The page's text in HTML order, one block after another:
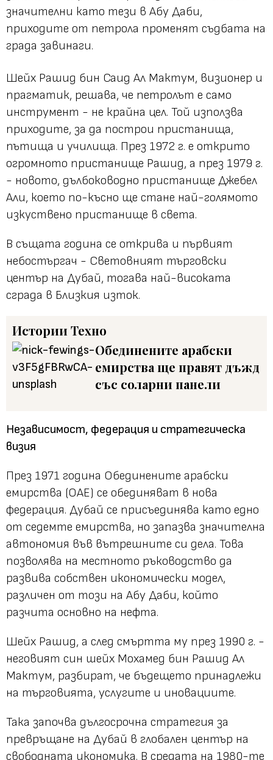
значителни като тези в Абу Даби,
приходите от петрола променят съдбата на
града завинаги.
Шейх Рашид бин Саид Ал Мактум, визионер и
прагматик, решава, че петролът е само
инструмент - не крайна цел. Той използва
приходите, за да построи пристанища,
пътища и училища. През 1972 г. е открито
огромното пристанище Рашид, а през 1979 г.
- новото, дълбоководно пристанище Джебел
Али, което по-късно ще стане най-голямото
изкуствено пристанище в света.
В същата година се открива и първият
небостъргач - Световният търговски
център на Дубай, тогава най-високата
сграда в Близкия изток.
ИсторииТехно
Обединените арабски
емирства ще правят дъжд
със соларни панели
Независимост, федерация и стратегическа
визия
През 1971 година Обединените арабски
емирства (ОАЕ) се обединяват в нова
федерация. Дубай се присъединява като едно
от седемте емирства, но запазва значителна
автономия във вътрешните си дела. Това
позволява на местното ръководство да
развива собствен икономически модел,
различен от този на Абу Даби, който
разчита основно на нефта.
Шейх Рашид, а след смъртта му през 1990 г. -
неговият син шейх Мохамед бин Рашид Ал
Мактум, разбират, че бъдещето принадлежи
на търговията, услугите и иновациите.
Така започва дългосрочна стратегия за
превръщане на Дубай в глобален център на
свободната икономика. В средата на 1980-те